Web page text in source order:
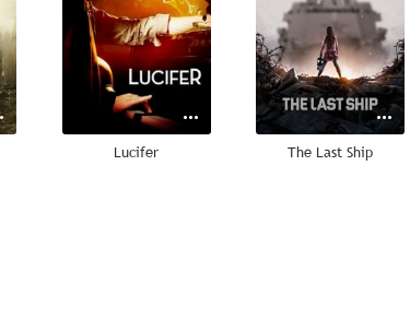
Lucifer The Last Ship